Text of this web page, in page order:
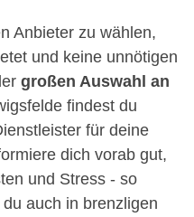
Anbieter zu wählen,
und keine unnötigen
großen Auswahl an
findest du
für deine
dich vorab gut,
und Stress - so
auch in brenzligen